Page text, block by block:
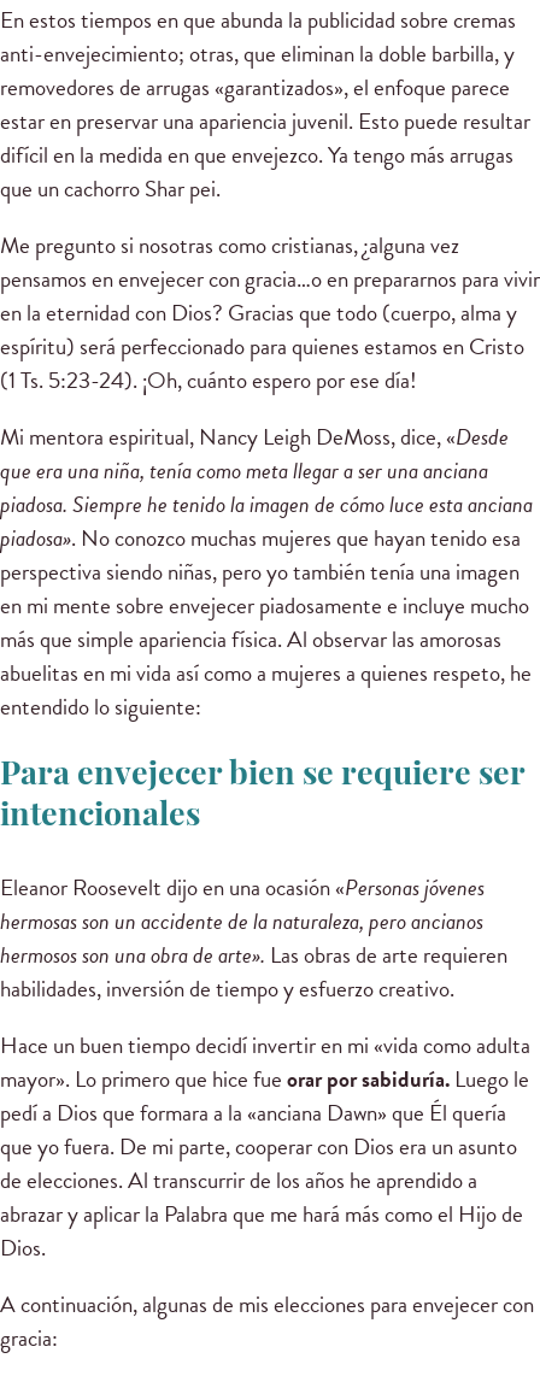
En estos tiempos en que abunda la publicidad sobre cremas
anti-envejecimiento; otras, que eliminan la doble barbilla, y
removedores de arrugas «garantizados», el enfoque parece
estar en preservar una apariencia juvenil. Esto puede resultar
difícil en la medida en que envejezco. Ya tengo más arrugas
que un cachorro Shar pei.
Me pregunto si nosotras como cristianas, ¿alguna vez
pensamos en envejecer con gracia…o en prepararnos para vivir
en la eternidad con Dios? Gracias que todo (cuerpo, alma y
espíritu) será perfeccionado para quienes estamos en Cristo
(1 Ts. 5:23-24). ¡Oh, cuánto espero por ese día!
Mi mentora espiritual, Nancy Leigh DeMoss, dice, «Desde
que era una niña, tenía como meta llegar a ser una anciana
piadosa. Siempre he tenido la imagen de cómo luce esta anciana
piadosa». No conozco muchas mujeres que hayan tenido esa
perspectiva siendo niñas, pero yo también tenía una imagen
en mi mente sobre envejecer piadosamente e incluye mucho
más que simple apariencia física. Al observar las amorosas
abuelitas en mi vida así como a mujeres a quienes respeto, he
entendido lo siguiente:
Para envejecer bien se requiere ser
intencionales
Eleanor Roosevelt dijo en una ocasión «Personas jóvenes
hermosas son un accidente de la naturaleza, pero ancianos
hermosos son una obra de arte». Las obras de arte requieren
habilidades, inversión de tiempo y esfuerzo creativo.
Hace un buen tiempo decidí invertir en mi «vida como adulta
mayor». Lo primero que hice fueorar por sabiduría. Luego le
pedí a Dios que formara a la «anciana Dawn» que Él quería
que yo fuera. De mi parte, cooperar con Dios era un asunto
de elecciones. Al transcurrir de los años he aprendido a
abrazar y aplicar la Palabra que me hará más como el Hijo de
Dios.
A continuación, algunas de mis elecciones para envejecer con
gracia: